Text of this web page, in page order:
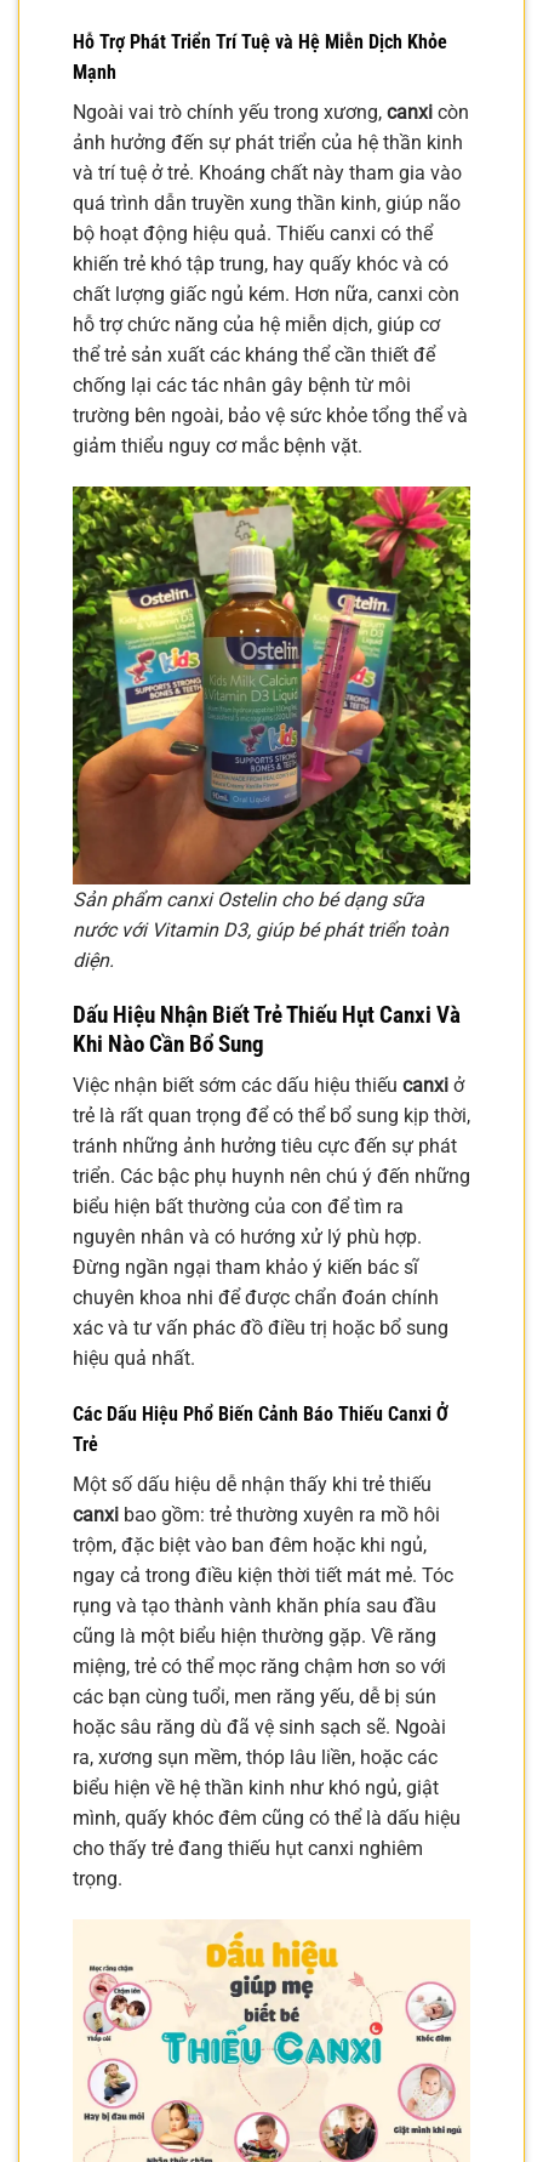
Hỗ Trợ Phát Triển Trí Tuệ và Hệ Miễn Dịch Khỏe
Mạnh
Ngoài vai trò chính yếu trong xương, canxi còn
ảnh hưởng đến sự phát triển của hệ thần kinh
và trí tuệ ở trẻ. Khoáng chất này tham gia vào
quá trình dẫn truyền xung thần kinh, giúp não
bộ hoạt động hiệu quả. Thiếu canxi có thể
khiến trẻ khó tập trung, hay quấy khóc và có
chất lượng giấc ngủ kém. Hơn nữa, canxi còn
hỗ trợ chức năng của hệ miễn dịch, giúp cơ
thể trẻ sản xuất các kháng thể cần thiết để
chống lại các tác nhân gây bệnh từ môi
trường bên ngoài, bảo vệ sức khỏe tổng thể và
giảm thiểu nguy cơ mắc bệnh vặt.
Sản phẩm canxi Ostelin cho bé dạng sữa
nước với Vitamin D3, giúp bé phát triển toàn
diện.
Dấu Hiệu Nhận Biết Trẻ Thiếu HụtCanxi Và
Khi Nào Cần Bổ Sung
Việc nhận biết sớm các dấu hiệu thiếu canxi ở
trẻ là rất quan trọng để có thể bổ sung kịp thời,
tránh những ảnh hưởng tiêu cực đến sự phát
triển. Các bậc phụ huynh nên chú ý đến những
biểu hiện bất thường của con để tìm ra
nguyên nhân và có hướng xử lý phù hợp.
Đừng ngần ngại tham khảo ý kiến bác sĩ
chuyên khoa nhi để được chẩn đoán chính
xác và tư vấn phác đồ điều trị hoặc bổ sung
hiệu quả nhất.
Các Dấu Hiệu Phổ Biến Cảnh Báo Thiếu Canxi Ở
Trẻ
Một số dấu hiệu dễ nhận thấy khi trẻ thiếu
canxi bao gồm: trẻ thường xuyên ra mồ hôi
trộm, đặc biệt vào ban đêm hoặc khi ngủ,
ngay cả trong điều kiện thời tiết mát mẻ. Tóc
rụng và tạo thành vành khăn phía sau đầu
cũng là một biểu hiện thường gặp. Về răng
miệng, trẻ có thể mọc răng chậm hơn so với
các bạn cùng tuổi, men răng yếu, dễ bị sún
hoặc sâu răng dù đã vệ sinh sạch sẽ. Ngoài
ra, xương sụn mềm, thóp lâu liền, hoặc các
biểu hiện về hệ thần kinh như khó ngủ, giật
mình, quấy khóc đêm cũng có thể là dấu hiệu
cho thấy trẻ đang thiếu hụt canxi nghiêm
trọng.